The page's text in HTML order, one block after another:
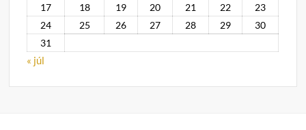
17
18 19 20 21 22
23
24
25 26 27 28 29
30
31
« júl